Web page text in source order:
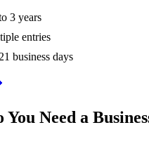
3 years
entries
business days
You Need a